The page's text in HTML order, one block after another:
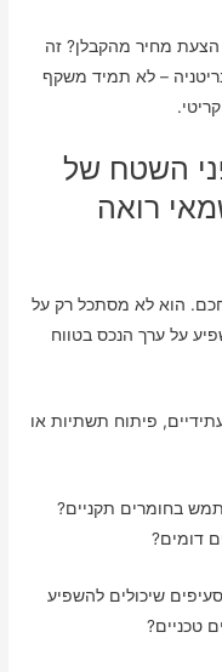
מחיר מהקבלן? זה
– לא תמיד משקף
השטח של
שהשמאי רואה
הוא לא מסתכל רק על
על ערך הנכס בטווח
פיתוח תשתיות או
בחומרים תקניים?
דומים?
שיכולים להשפיע
טכניים?